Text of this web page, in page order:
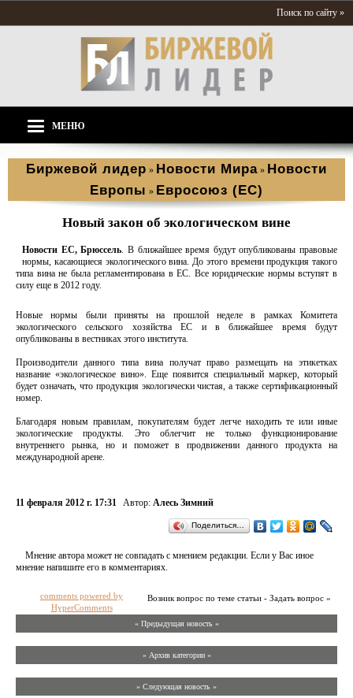
Поиск по сайту »
МЕНЮ
Биржевой лидер » Новости Мира » Новости
Европы » Евросоюз (ЕС)
Новый закон об экологическом вине
Новости ЕС, Брюссель. В ближайшее время будут опубликованы правовые
нормы, касающиеся экологического вина. До этого времени продукция такого
типа вина не была регламентирована в ЕС. Все юридические нормы вступят в
силу еще в 2012 году.
Новые нормы были приняты на прошлой неделе в рамках Комитета
экологического сельского хозяйства ЕС и в ближайшее время будут
опубликованы в вестниках этого института.
Производители данного типа вина получат право размещать на этикетках
название «экологическое вино». Еще появится специальный маркер, который
будет означать, что продукция экологически чистая, а также сертификационный
номер.
Благодаря новым правилам, покупателям будет легче находить те или иные
экологические продукты. Это облегчит не только функционирование
внутреннего рынка, но и поможет в продвижении данного продукта на
международной арене.
11 февраля 2012 г. 17:31 Автор: Алесь Зимний
Поделиться…
Мнение автора может не совпадать с мнением редакции. Если у Вас иное
мнение напишите его в комментариях.
Возник вопрос по теме статьи - Задать вопрос »
comments powered by
HyperComments
« Предыдущая новость «
» Архив категории «
» Следующая новость »